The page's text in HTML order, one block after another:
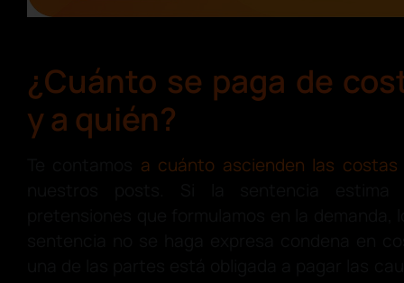
¿Cuánto se paga de
y a quién?
a cuánto ascienden las